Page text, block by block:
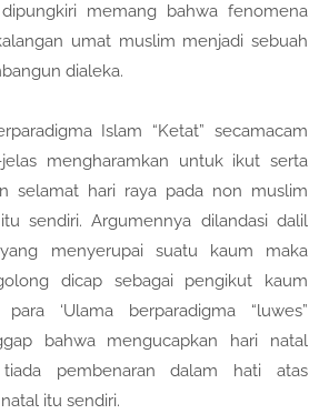
memang bahwa fenomena
umat muslim menjadi sebuah
dialeka.
Islam “Ketat” secamacam
mengharamkan untuk ikut serta
selamat hari raya pada non muslim
sendiri. Argumennya dilandasi dalil
menyerupai suatu kaum maka
dicap sebagai pengikut kaum
‘Ulama berparadigma “luwes”
bahwa mengucapkan hari natal
pembenaran dalam hati atas
itu sendiri.